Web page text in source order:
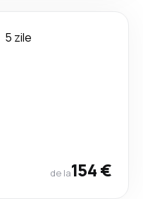
5 zile
de la154 €